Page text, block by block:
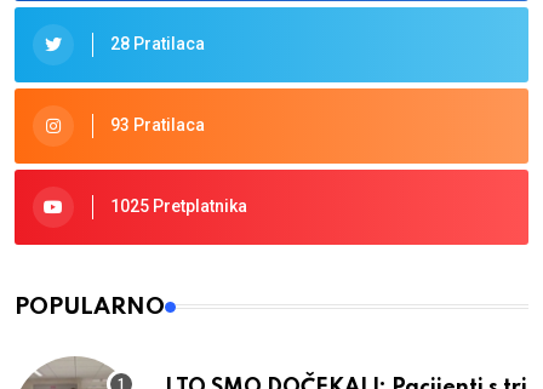
28 Pratilaca
93 Pratilaca
1025 Pretplatnika
POPULARNO